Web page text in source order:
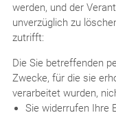
werden, und der
unverzüglich zu
zutrifft:
Die Sie betreffenden
Zwecke, für die sie
verarbeitet wurden,
Sie widerrufen Ihre